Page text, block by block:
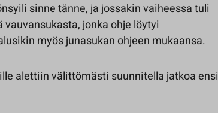
sinne tänne, ja jossakin vaiheessa tuli
jonka ohje löytyi
myös junasukan ohjeen mukaansa.
alettiin välittömästi suunnitella jatkoa ensi